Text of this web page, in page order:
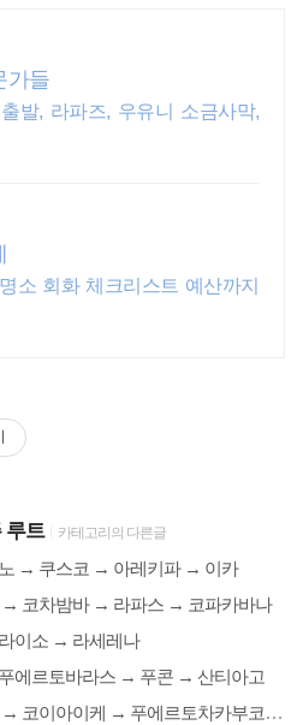
가들
발, 라파즈, 우유니 소금사막,
소 회화 체크리스트 예산까지
루트 카테고리의 다른글
→ 쿠스코 → 아레키파 → 이카
→ 코차밤바 → 라파스 → 코파카바나
이소 → 라세레나
에르토바라스 → 푸콘 → 산티아고
이케 → 푸에르토차카부코 → 푸에르토몬트